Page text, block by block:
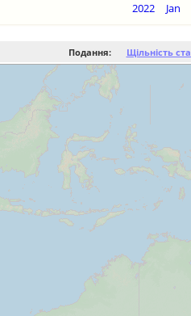
2022
Jan
Подання: Щільність